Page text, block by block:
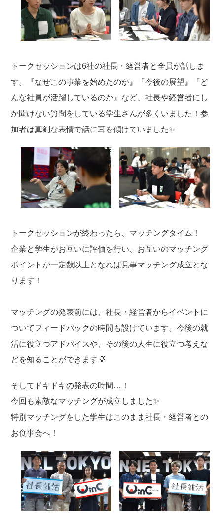
トークセッションは6社の社長・経営者と全員が話しま
す。『なぜこの事業を始めたのか』『今後の展望』『ど
んな社員が活躍しているのか』など、社長や経営者にし
か聞けない質問をしている学生さんが多くいました！参
加者は真剣な表情で話に耳を傾けていました✨
トークセッションが終わったら、マッチングタイム！
企業と学生がお互いに評価を行い、お互いのマッチング
ポイントが一定数以上となれば見事マッチング成立とな
ります！
マッチングの発表前には、社長・経営者からイベントに
ついてフィードバックの時間も設けています。今後の就
活に役立つアドバイスや、その後の人生に役立つ考えな
どを知ることができます💡
そしてドキドキの発表の時間…！
今回も素敵なマッチングが成立しました✨
特別マッチングをした学生はこのまま社長・経営者との
お食事会へ！